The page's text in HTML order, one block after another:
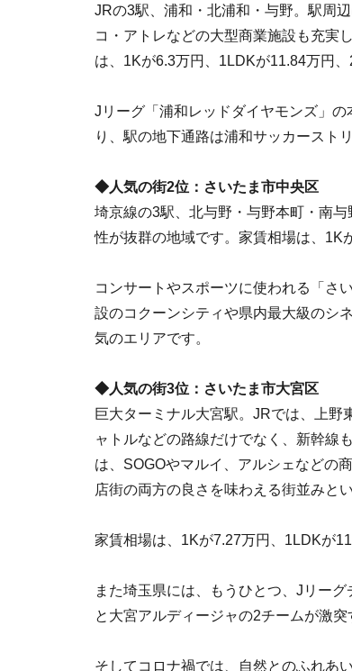
JRの3駅、浦和・北浦和・与野。駅周
コ・アトレなどの大型商業施設も充実
は、1Kが6.3万円、1LDKが11.84万円、
Jリーグ「浦和レッドダイヤモンズ」の
り、駅の地下通路は浦和サッカースト
◆人気の街2位：さいたま市中央区
埼京線の3駅、北与野・与野本町・南
性が抜群の地域です。家賃相場は、1K
コンサートやスポーツに使われる「さ
設のコクーンシティや県内最大級のシ
気のエリアです。
◆人気の街3位：さいたま市大宮区
巨大ターミナル大宮駅。JRでは、上野
ャトルなどの路線だけでなく、新幹線
は、SOGOやマルイ、アルシェなどの
店街の両方の良さを味わえる街並みとい
家賃相場は、1Kが7.27万円、1LDKが
また埼玉県には、もうひとつ、Jリー
と大宮アルディージャの2チームが激
そしてコロナ禍では、自然とのふれあ